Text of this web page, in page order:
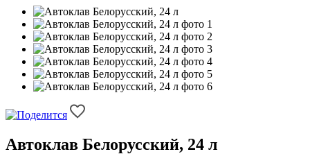
Автоклав Белорусский, 24 л